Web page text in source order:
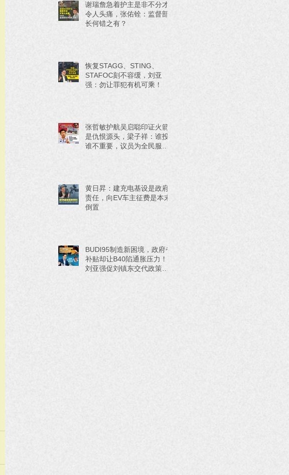
谢瑞詹急着护主是非不分才
令人头痛，张佑铨：监督部
长何错之有？
恢复STAGG、STING、
STAFOC刻不容缓，刘亚
强：勿让罪犯有机可乘！
张哲敏护航吴启聪印证火箭
是仇恨源头，梁子祥：谁投
谁不重要，议员为全民服务
黄日昇：建充电基设是政府
责任，向EV车主征费是本末
倒置
BUDI95制造新困境，政府省
补贴却让B40陷通胀压力！
刘亚强促刘镇东交代政策来